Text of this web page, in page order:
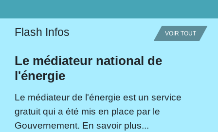
Flash Infos VOIR TOUT
Le médiateur national de
l'énergie
Le médiateur de l'énergie est un service
gratuit qui a été mis en place par le
Gouvernement. En savoir plus...